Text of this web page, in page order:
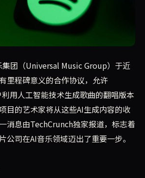
团达成合作，Premium订阅用户可使
团（Universal Music Group）于近
里程碑意义的合作协议，允许
用人工智能技术生成歌曲的翻唱版本
目的艺术家将从这些AI生成内容的收
消息由TechCrunch独家报道，标志着
公司在AI音乐领域迈出了重要一步。